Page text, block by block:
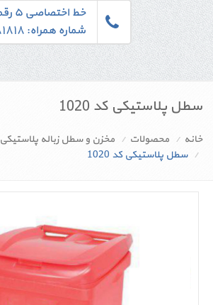
خط اختصاصی ۵ رقمی: ۳۷۸۴۸ - ۰۲۱
شماره همراه: ۰۹۳۰۱۴۸۱۸۱۸
سطل پلاستیکی کد 1020
خانه محصولات
مخزن و سطل زباله پلاستیکی
سطل پلاستیکی کد 1020